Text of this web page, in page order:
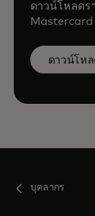
ดาวน์โหลดร
Mastercard
ดาวน์โหล
บุคลากร